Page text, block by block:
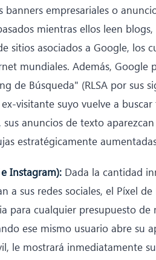
banners empresariales o
mientras ellos leen
sitios asociados a Google, los
mundiales. Además, Google
de Búsqueda" (RLSA por sus
visitante suyo vuelve a
anuncios de texto
estratégicamente
Instagram): Dada la cantidad
a sus redes sociales, el Píxel
para cualquier presupuesto de
ese mismo usuario abre su
le mostrará inmediatamente